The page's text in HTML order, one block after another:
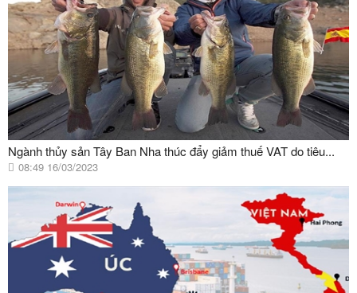
Ngành thủy sản Tây Ban Nha thúc đẩy giảm thuế VAT do tiêu...
08:49 16/03/2023